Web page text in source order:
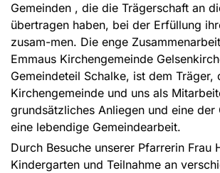
Gemeinden , die die Trägerschaft an
übertragen haben, bei der Erfüllung
zusam-men. Die enge
Emmaus Kirchengemeinde
Gemeindeteil Schalke, ist dem Träger,
Kirchengemeinde und uns als
grundsätzliches Anliegen und eine der
eine lebendige Gemeindearbeit.
Durch Besuche unserer Pfarrerin Frau
Kindergarten und Teilnahme an